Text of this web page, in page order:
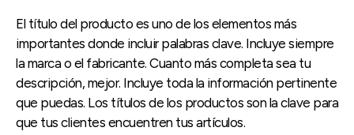
El título del producto es uno de los elementos más
importantes donde incluir palabras clave. Incluye siempre
la marca o el fabricante. Cuanto más completa sea tu
descripción, mejor. Incluye toda la información pertinente
que puedas. Los títulos de los productos son la clave para
que tus clientes encuentren tus artículos.